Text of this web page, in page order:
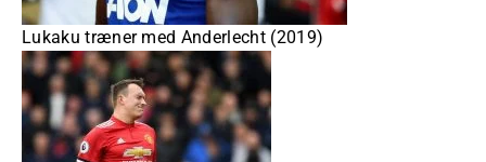
Lukaku træner med Anderlecht (2019)